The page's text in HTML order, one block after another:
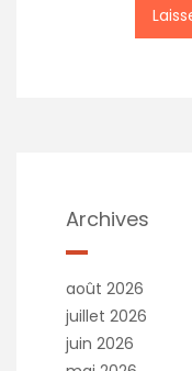
Archives
août 2026
juillet 2026
juin 2026